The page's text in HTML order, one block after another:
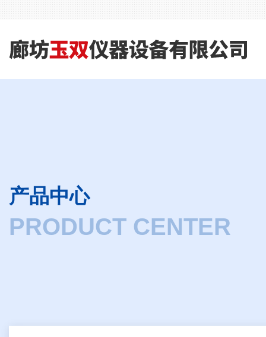
产品中心
PRODUCT CENTER